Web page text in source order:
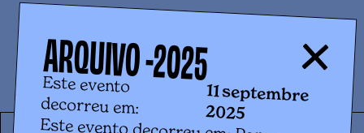
ARQUIVO -2025
Este evento
decorreu em:
11 septembre
2025